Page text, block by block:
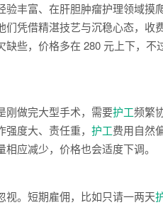
验丰富、在肝胆肿瘤护理领域摸
们凭借精湛技艺与沉稳心态，收
缺些，价格多在 280 元上下，
刚做完大型手术，需要护工频繁
度大、责任重， 护工费用自然
相应减少，价格也会适度下调。
视。短期雇佣，比如只请一两天